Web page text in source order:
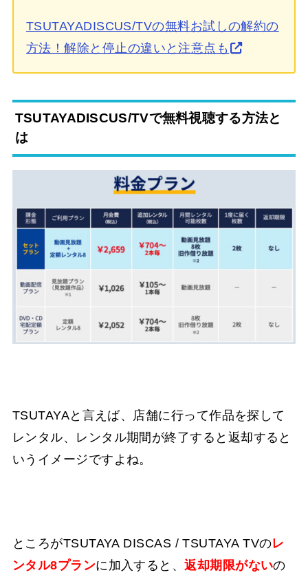
TSUTAYADISCUS/TVの無料お試しの解約の
方法！解除と停止の違いと注意点も
TSUTAYADISCUS/TVで無料視聴する方法と
は
TSUTAYAと言えば、店舗に行って作品を探して
レンタル、レンタル期間が終了すると返却すると
いうイメージですよね。
ところがTSUTAYA DISCAS / TSUTAYA TVのレ
ンタル8プランに加入すると、返却期限がないの